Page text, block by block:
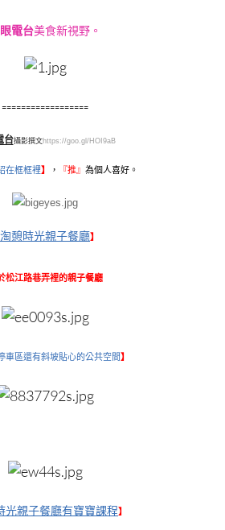
電台美食新視野。
==================
台攝影撰文https://goo.gl/HOI9aB
在框框裡】 ， 『推』 為個人喜好。
淘憩時光親子餐廳】
松江路巷弄裡的親子餐廳
車區還有斜坡貼心的公共空間】
光親子餐廳有寶寶課程】